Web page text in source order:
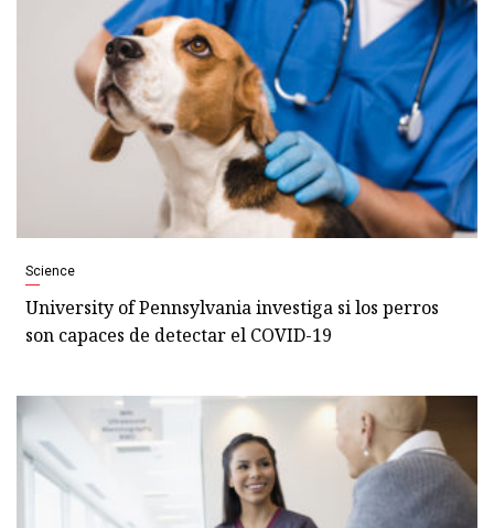
Science
University of Pennsylvania investiga si los perros
son capaces de detectar el COVID-19